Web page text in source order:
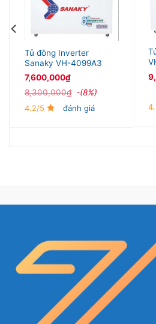
Thân tủ cónút điều chỉnh
Chân tủ cóbánh xe chịu lực
trang trí cho không gian ngôi
Sử dụnggas R600a
Tủ đông Inverter
Sanaky VH-4099A3
7,600,000₫
8,300,000₫ -(8%)
4.2/5
đánh giá